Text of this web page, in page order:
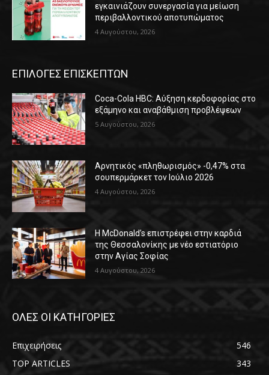
εγκαινιάζουν συνεργασία για μείωση
περιβαλλοντικού αποτυπώματος
4 Αυγούστου, 2026
ΕΠΙΛΟΓΕΣ ΕΠΙΣΚΕΠΤΩΝ
Coca-Cola HBC: Αύξηση κερδοφορίας στο
εξάμηνο και αναβάθμιση προβλέψεων
5 Αυγούστου, 2026
Αρνητικός «πληθωρισμός» -0,47% στα
σουπερμάρκετ τον Ιούλιο 2026
4 Αυγούστου, 2026
Η McDonald’s επιστρέφει στην καρδιά
της Θεσσαλονίκης με νέο εστιατόριο
στην Αγίας Σοφίας
4 Αυγούστου, 2026
ΟΛΕΣ ΟΙ ΚΑΤΗΓΟΡΙΕΣ
Επιχειρήσεις
546
TOP ARTICLES
343